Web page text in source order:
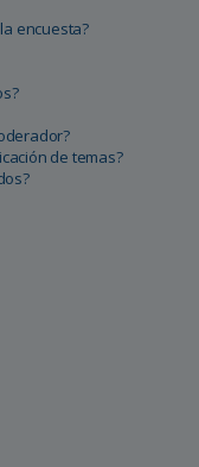
encuesta?
de temas?